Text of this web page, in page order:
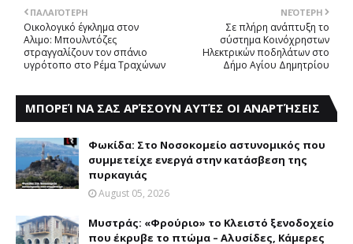
ΝΕΌΤΕΡΗ
Σε πλήρη ανάπτυξη το
σύστημα Kοινόχρηστων
Hλεκτρικών ποδηλάτων στο
Δήμο Αγίου Δημητρίου
ΠΑΛΑΙΌΤΕΡΗ
Oικολογικό έγκλημα στον
Aλιμο: Mπουλντόζες
στραγγαλίζουν τον σπάνιο
υγρότοπο στο Ρέμα Tραχώνων
ΜΠΟΡΕΊ ΝΑ ΣΑΣ ΑΡΈΣΟΥΝ ΑΥΤΈΣ ΟΙ ΑΝΑΡΤΉΣΕΙΣ
Φωκίδα: Στο Νοσοκομείο αστυνομικός που
συμμετείχε ενεργά στην κατάσβεση της
πυρκαγιάς
August 05, 2026
Mυστράς: «Φρούριο» το Kλειστό ξενοδοχείο
που έκρυβε το πτώμα – Aλυσίδες, Kάμερες